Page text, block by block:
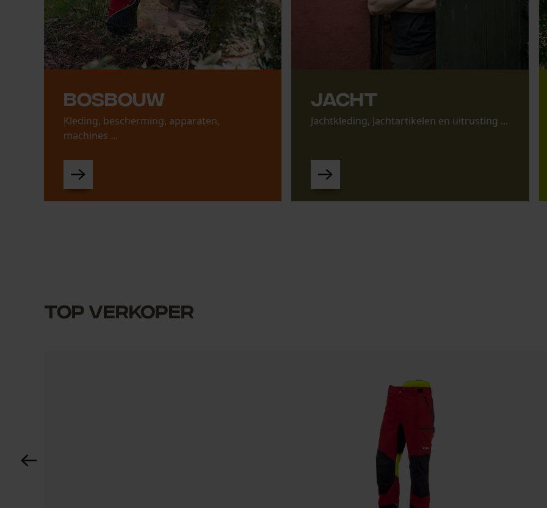
Bosbouw
Kleding, bescherming, apparaten,
machines ...
Jacht
Jachtkleding, Jachtartikelen en uitrusting ...
Top verkoper